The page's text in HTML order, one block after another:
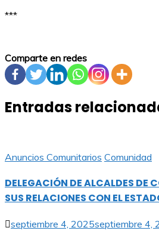
***
Comparte en redes
Entradas
Anuncios Comunitarios Comunidad
DELEGACIÓN DE ALCALDES DE
SUS RELACIONES CON EL
septiembre 4, 2025septiembre 4,